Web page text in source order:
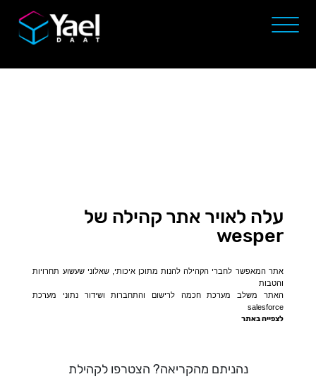
עלה לאויר אתר קהילה של
wesper
אתר המאפשר לחברי הקהילה להנות מתוכן איכותי, שאלוני שעשוע תחרויות
והטבות
האתר משלב מערכת חכמה לרישום והתחברות ושידור נתוני מערכת
salesforce
לצפייה באתר
נהניתם מהקריאה? הצטרפו לקהילת